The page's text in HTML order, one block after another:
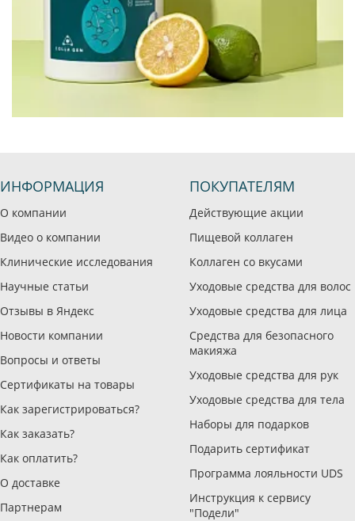
ИНФОРМАЦИЯ
О компании
Видео о компании
Клинические исследования
Научные статьи
Отзывы в Яндекс
Новости компании
Вопросы и ответы
Сертификаты на товары
Как зарегистрироваться?
Как заказать?
Как оплатить?
О доставке
Партнерам
ПОКУПАТЕЛЯМ
Действующие акции
Пищевой коллаген
Коллаген со вкусами
Уходовые средства для волос
Уходовые средства для лица
Средства для безопасного
макияжа
Уходовые средства для рук
Уходовые средства для тела
Наборы для подарков
Подарить сертификат
Программа лояльности UDS
Инструкция к сервису
"Подели"